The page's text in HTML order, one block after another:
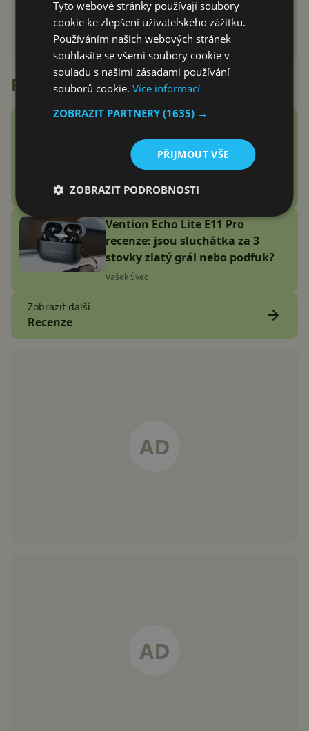
Recenze
Google Fitbit Air recenze:
Náramek bez displeje je přesně
to zařízení, které jsem
potřeboval
Adam Kurfürst
Vention Echo Lite E11 Pro
recenze: jsou sluchátka za 3
stovky zlatý grál nebo podfuk?
Vašek Švec
Zobrazit další
Recenze
Tyto webové stránky používají soubory
cookie ke zlepšení uživatelského zážitku.
Používáním našich webových stránek
souhlasíte se všemi soubory cookie v
souladu s našimi zásadami používání
souborů cookie.Více informací
ZOBRAZIT PARTNERY(1635) →
PŘIJMOUT VŠE
ZOBRAZIT PODROBNOSTI